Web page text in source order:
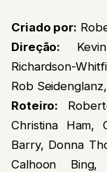
Criado por:
Direção:
Richardson-
Rob
Roteiro:
Christina Ham,
Barry, Donna
Calhoon